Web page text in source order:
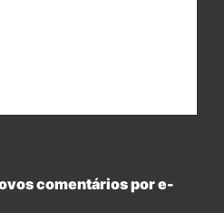
comentários por e-